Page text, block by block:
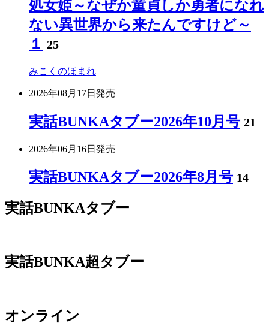
処女姫～なぜか童貞しか勇者になれ
ない異世界から来たんですけど～
１ 25
みこくのほまれ
2026年08月17日 発売
実話BUNKAタブー2026年10月号 21
2026年06月16日 発売
実話BUNKAタブー2026年8月号 14
実話BUNKAタブー
実話BUNKA超タブー
オンライン